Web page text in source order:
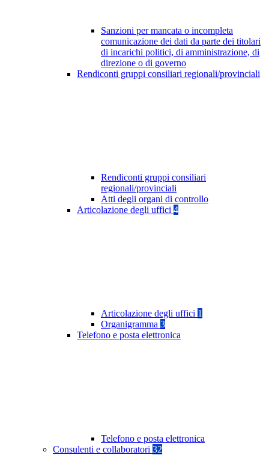
Sanzioni per mancata o incompleta
comunicazione dei dati da parte dei titolari
di incarichi politici, di amministrazione, di
direzione o di governo
Rendiconti gruppi consiliari regionali/provinciali
Rendiconti gruppi consiliari
regionali/provinciali
Atti degli organi di controllo
Articolazione degli uffici 4
Articolazione degli uffici 1
Organigramma 3
Telefono e posta elettronica
Telefono e posta elettronica
Consulenti e collaboratori 32